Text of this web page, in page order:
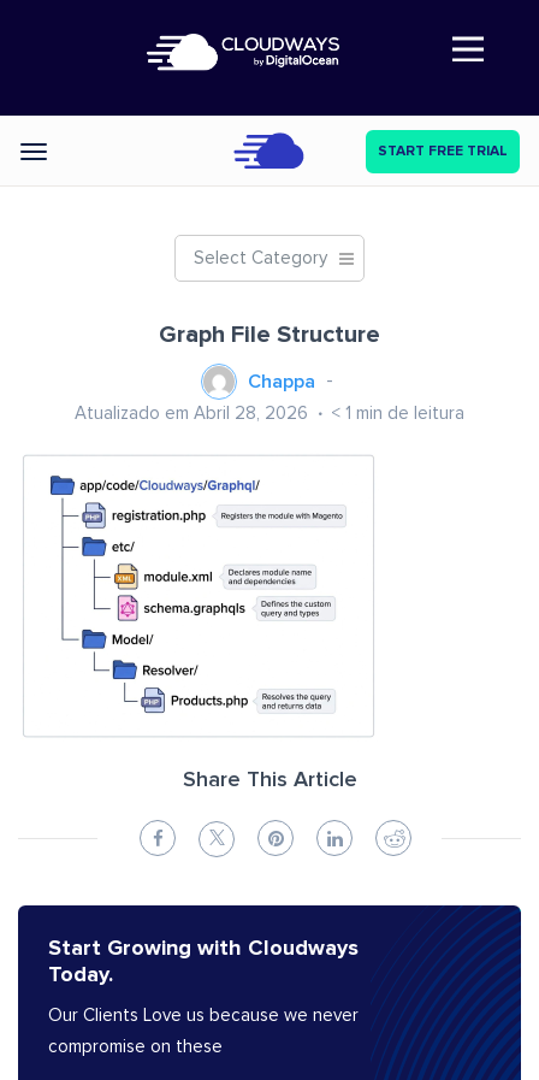
Abre a navegação
Categories START FREE TRIAL
Select Category
Graph File Structure
Chappa
Atualizado em Abril 28, 2026 < 1 min de leitura
Share This Article
Start Growing with Cloudways
Today.
Our Clients Love us because we never
compromise on these